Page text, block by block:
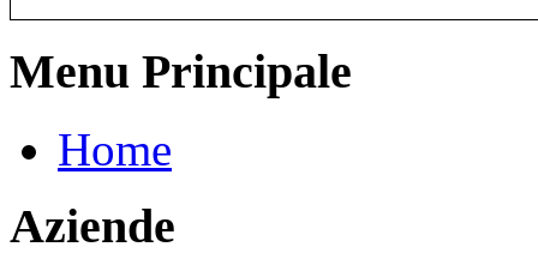
Menu Principale
Home
Aziende